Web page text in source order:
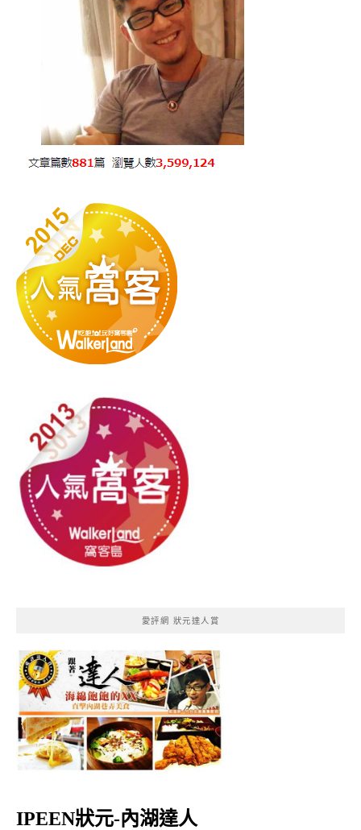
愛評網 狀元達人賞
IPEEN狀元-內湖達人